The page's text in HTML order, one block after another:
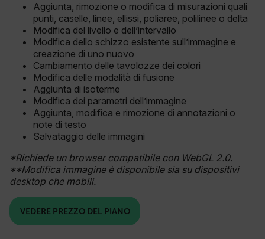
Aggiunta, rimozione o modifica di misurazioni quali
punti, caselle, linee, ellissi, poliaree, polilinee o delta
Modifica del livello e dell’intervallo
Modifica dello schizzo esistente sull’immagine e
creazione di uno nuovo
Cambiamento delle tavolozze dei colori
Modifica delle modalità di fusione
Aggiunta di isoterme
Modifica dei parametri dell’immagine
Aggiunta, modifica e rimozione di annotazioni o
note di testo
Salvataggio delle immagini
*Richiede un browser compatibile con WebGL 2.0.
**Modifica immagine è disponibile sia su dispositivi
desktop che mobili.
VEDERE PREZZO DEL PIANO